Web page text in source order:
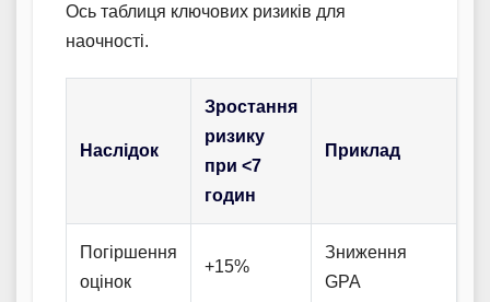
Ось таблиця ключових ризиків для
наочності.
Наслідок
Зростання
ризику
при <7
годин
Приклад
Погіршення
оцінок
+15%
Зниження
GPA